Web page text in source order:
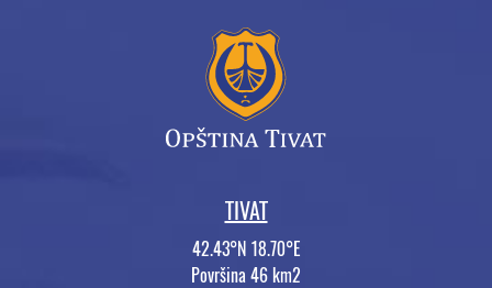
TIVAT
42.43°N 18.70°E
Površina 46 km2